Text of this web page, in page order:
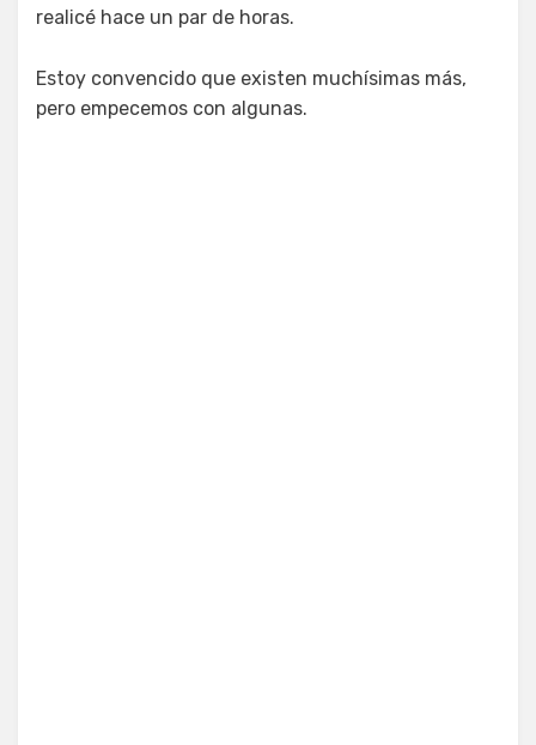
realicé hace un par de horas.
Estoy convencido que existen muchísimas más,
pero empecemos con algunas.